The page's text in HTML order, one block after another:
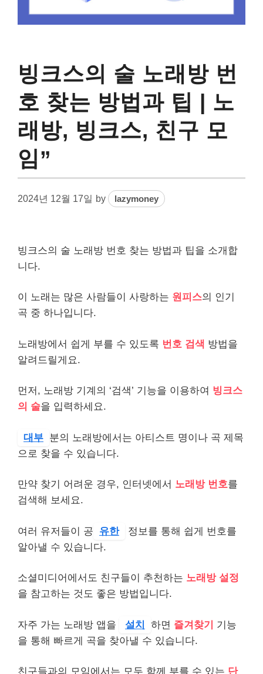
빙크스의 술 노래방 번
호 찾는 방법과 팁 | 노
래방, 빙크스, 친구 모
임”
2024년 12월 17일 by lazymoney
빙크스의 술 노래방 번호 찾는 방법과 팁을 소개합
니다.
이 노래는 많은 사람들이 사랑하는 원피스의 인기
곡 중 하나입니다.
노래방에서 쉽게 부를 수 있도록 번호 검색 방법을
알려드릴게요.
먼저, 노래방 기계의 ‘검색’ 기능을 이용하여 빙크스
의 술을 입력하세요.
대부 분의 노래방에서는 아티스트 명이나 곡 제목
으로 찾을 수 있습니다.
만약 찾기 어려운 경우, 인터넷에서 노래방 번호를
검색해 보세요.
여러 유저들이 공 유한
정보를 통해 쉽게 번호를
알아낼 수 있습니다.
소셜미디어에서도 친구들이 추천하는 노래방 설정
을 참고하는 것도 좋은 방법입니다.
자주 가는 노래방 앱을 설치 하면 즐겨찾기
기능
을 통해 빠르게 곡을 찾아낼 수 있습니다.
친구들과의 모임에서는 모두 함께 부를 수 있는 단